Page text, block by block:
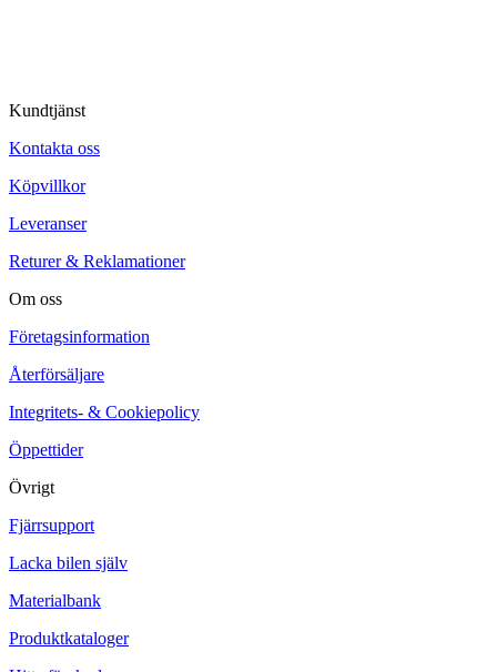
Kundtjänst
Kontakta oss
Köpvillkor
Leveranser
Returer & Reklamationer
Om oss
Företagsinformation
Återförsäljare
Integritets- & Cookiepolicy
Öppettider
Övrigt
Fjärrsupport
Lacka bilen själv
Materialbank
Produktkataloger